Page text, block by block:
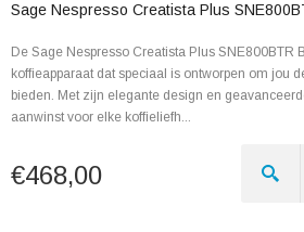
Sage Nespresso Creatista Plus
De Sage Nespresso Creatista Plus SNE800BTR
koffieapparaat dat speciaal is ontworpen om jou
bieden. Met zijn elegante design en
aanwinst voor elke koffieliefh...
€468,00